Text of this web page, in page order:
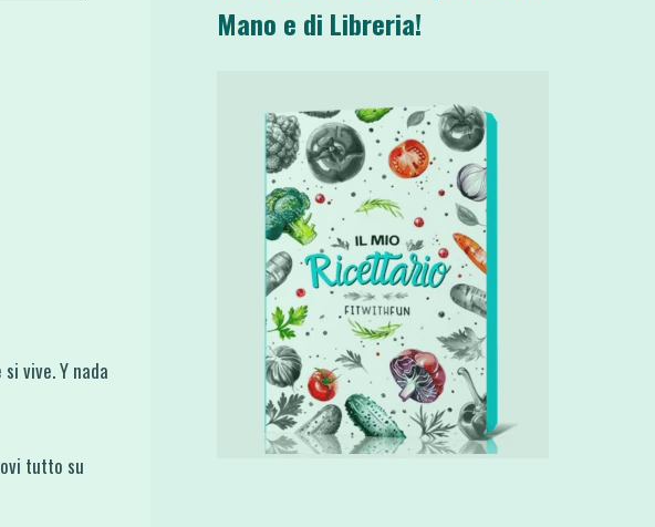
vive. Y nada
tutto su
Mano e di Libreria!